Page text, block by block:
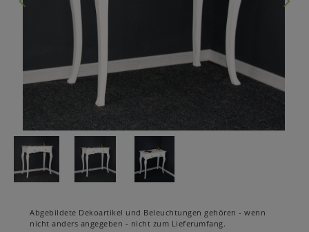
Abgebildete Dekoartikel und Beleuchtungen gehören - wenn
nicht anders angegeben - nicht zum Lieferumfang.